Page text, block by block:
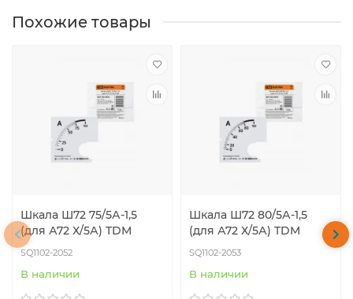
Похожие товары
Шкала Ш72 75/5А-1,5
(для А72 Х/5А) TDM
SQ1102-2052
В наличии
Шкала Ш72 80/5А-1,5
(для А72 Х/5А) TDM
SQ1102-2053
В наличии